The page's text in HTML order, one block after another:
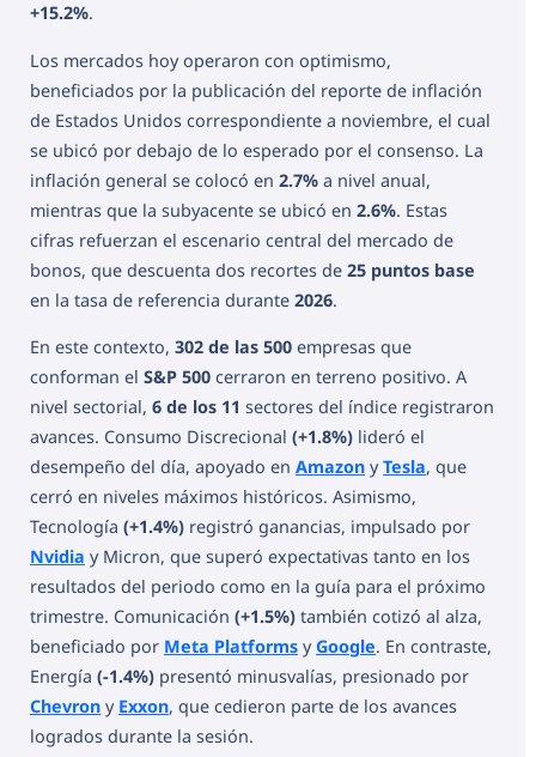
+15.2%.
Los mercados hoy operaron con optimismo,
beneficiados por la publicación del reporte de inflación
de Estados Unidos correspondiente a noviembre, el cual
se ubicó por debajo de lo esperado por el consenso. La
inflación general se colocó en 2.7% a nivel anual,
mientras que la subyacente se ubicó en 2.6%. Estas
cifras refuerzan el escenario central del mercado de
bonos, que descuenta dos recortes de 25 puntos base
en la tasa de referencia durante 2026.
En este contexto, 302 de las 500 empresas que
conforman el S&P 500 cerraron en terreno positivo. A
nivel sectorial, 6 de los 11 sectores del índice registraron
avances. Consumo Discrecional (+1.8%) lideró el
desempeño del día, apoyado en Amazon yTesla, que
cerró en niveles máximos históricos. Asimismo,
Tecnología (+1.4%) registró ganancias, impulsado por
Nvidia y Micron, que superó expectativas tanto en los
resultados del periodo como en la guía para el próximo
trimestre. Comunicación (+1.5%) también cotizó al alza,
beneficiado por Meta Platforms yGoogle. En contraste,
Energía (-1.4%) presentó minusvalías, presionado por
Chevron y Exxon, que cedieron parte de los avances
logrados durante la sesión.